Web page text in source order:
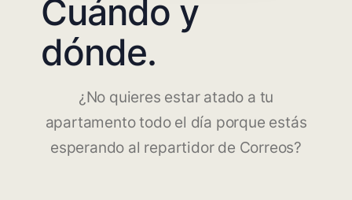
Cuándo y
dónde.
¿No quieres estar atado a tu
apartamento todo el día porque estás
esperando al repartidor de Correos?